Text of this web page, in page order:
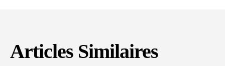
Articles Similaires